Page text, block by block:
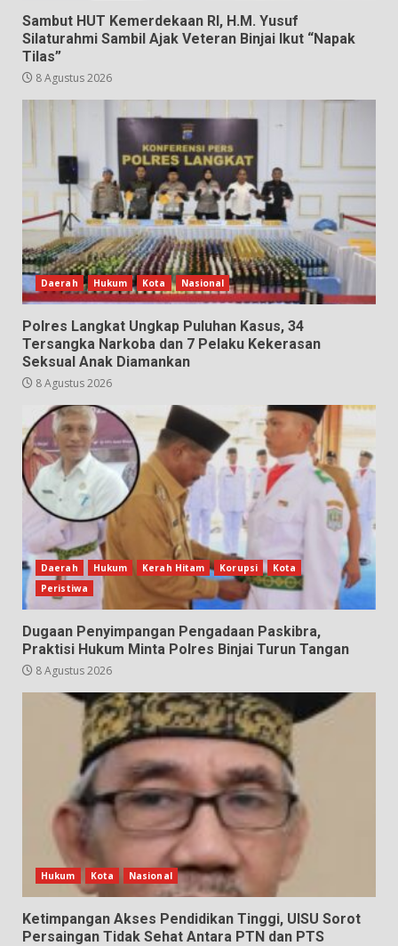
Sambut HUT Kemerdekaan RI, H.M. Yusuf
Silaturahmi Sambil Ajak Veteran Binjai Ikut “Napak
Tilas”
8 Agustus 2026
Daerah Hukum Kota Nasional
Polres Langkat Ungkap Puluhan Kasus, 34
Tersangka Narkoba dan 7 Pelaku Kekerasan
Seksual Anak Diamankan
8 Agustus 2026
Daerah Hukum Kerah Hitam Korupsi
Kota
Peristiwa
Dugaan Penyimpangan Pengadaan Paskibra,
Praktisi Hukum Minta Polres Binjai Turun Tangan
8 Agustus 2026
Hukum Kota Nasional
Ketimpangan Akses Pendidikan Tinggi, UISU Sorot
Persaingan Tidak Sehat Antara PTN dan PTS